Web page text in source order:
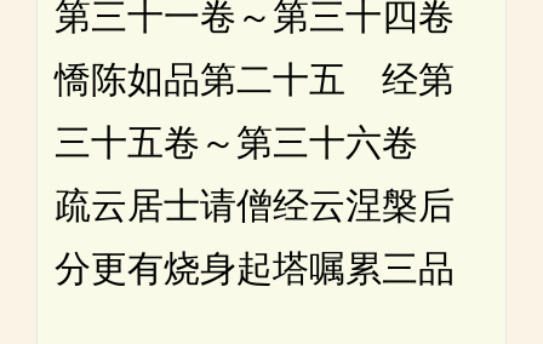
第三十一卷～第三十四卷
憍陈如品第二十五 经第
三十五卷～第三十六卷
疏云居士请僧经云涅槃后
分更有烧身起塔嘱累三品